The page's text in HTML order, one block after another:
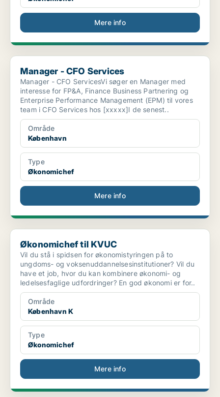
Mere info
Manager - CFO Services
Manager - CFO Services
Manager - CFO ServicesVi søger en Manager med
interesse for FP&A, Finance Business Partnering og
Enterprise Performance Management (EPM) til vores
team i CFO Services hos [xxxxx]I de senest..
Område
København
Type
Økonomichef
Mere info
Økonomichef til KVUC
Økonomichef til KVUC
Vil du stå i spidsen for økonomistyringen på to
ungdoms- og voksenuddannelsesinstitutioner? Vil du
have et job, hvor du kan kombinere økonomi- og
ledelsesfaglige udfordringer? En god økonomi er for..
Område
København K
Type
Økonomichef
Mere info